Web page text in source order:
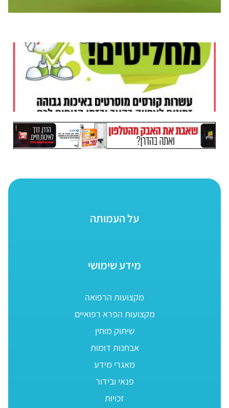
על העמותה
מידע שימושי
מקצועות הרפואה
מקצועות הפרא רפואיים
שיתוק מוחין
אבחנות דומות
מאגרי מידע
פנאי ובידור
זכויות